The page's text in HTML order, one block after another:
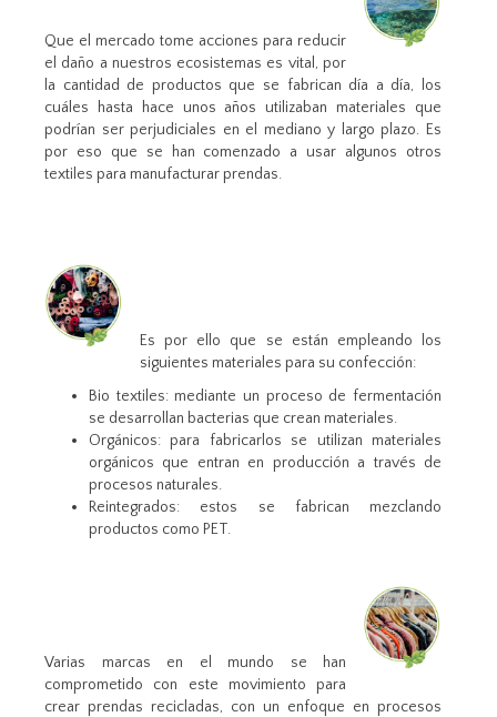
Que el mercado tome acciones para reducir
el daño a nuestros ecosistemas es vital, por
la cantidad de productos que se fabrican día a día, los
cuáles hasta hace unos años utilizaban materiales que
podrían ser perjudiciales en el mediano y largo plazo. Es
por eso que se han comenzado a usar algunos otros
textiles para manufacturar prendas.
Es por ello que se están empleando los
siguientes materiales para su confección:
Bio textiles: mediante un proceso de fermentación
se desarrollan bacterias que crean materiales.
Orgánicos: para fabricarlos se utilizan materiales
orgánicos que entran en producción a través de
procesos naturales.
Reintegrados: estos se fabrican mezclando
productos como PET.
Varias marcas en el mundo se han
comprometido con este movimiento para
crear prendas recicladas, con un enfoque en procesos